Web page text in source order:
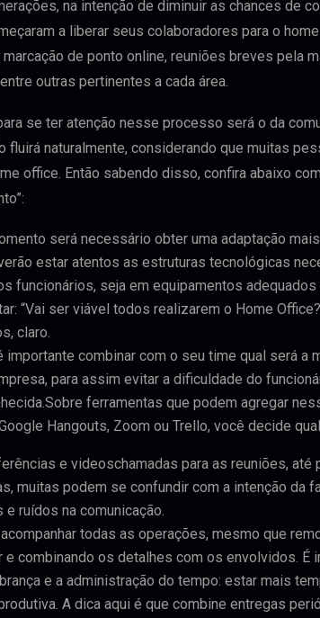
na intenção de diminuir as chances de
a liberar seus colaboradores para o
de ponto online, reuniões breves pela
outras pertinentes a cada área.
se ter atenção nesse processo será o da
fluirá naturalmente, considerando que muitas
office. Então sabendo disso, confira abaixo
será necessário obter uma adaptação
estar atentos as estruturas tecnológicas
funcionários, seja em equipamentos
“Vai ser viável todos realizarem o Home
claro.
importante combinar com o seu time qual será a
para assim evitar a dificuldade do
ferramentas que podem agregar
Hangouts, Zoom ou Trello, você decide
e videoschamadas para as reuniões, até
muitas podem se confundir com a intenção da
ruídos na comunicação.
todas as operações, mesmo que
combinando os detalhes com os envolvidos. É
e a administração do tempo: estar mais
A dica aqui é que combine entregas